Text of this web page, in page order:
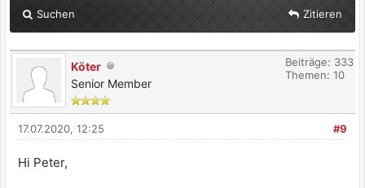
Suchen Zitieren
Köter
Senior Member
Beiträge: 333
Themen: 10
#9
17.07.2020, 12:25
Hi Peter,